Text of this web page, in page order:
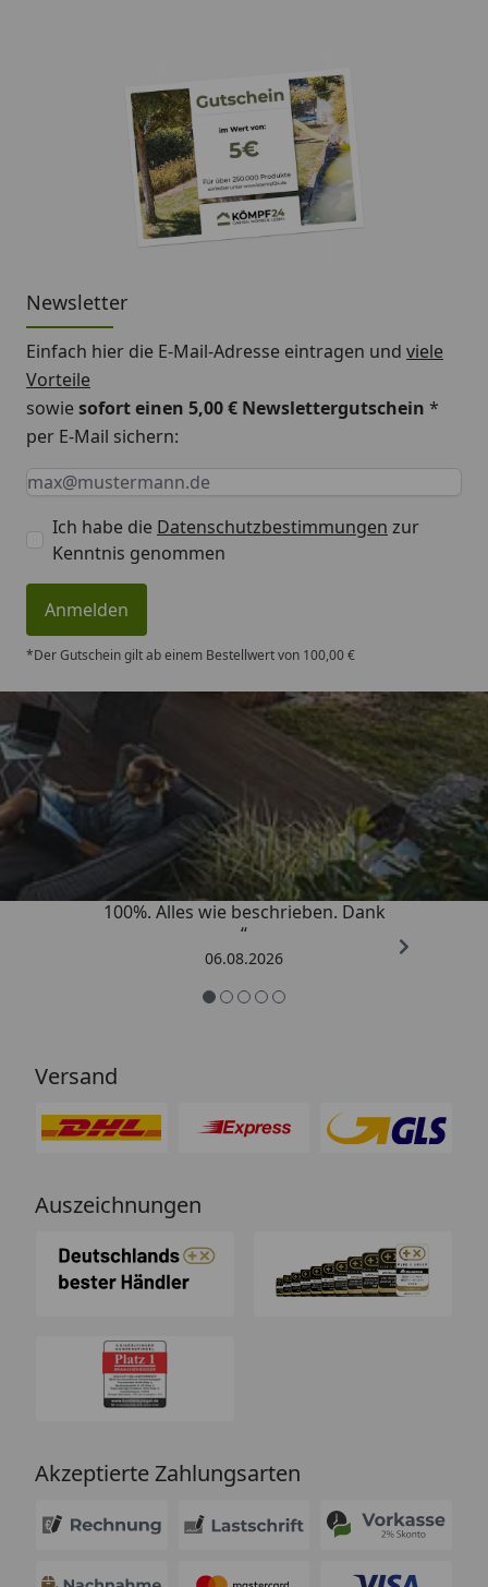
Newsletter
Einfach hier die E-Mail-Adresse eintragen und viele
Vorteile
sowiesofort einen 5,00 € Newslettergutschein *
per E-Mail sichern:
Keine Eingabe erforderlich
Eingabe erforderlich
E-Mail *
Ich habe die Datenschutzbestimmungen zur
Kenntnis genommen
Anmelden
*Der Gutschein gilt ab einem Bestellwert von 100,00 €
Trusted Shops
4,83/ 5
„Super schnell gelifert. Ware passt
100%. Alles wie beschrieben. Dank
“
06.08.2026
Versand
Auszeichnungen
Akzeptierte Zahlungsarten